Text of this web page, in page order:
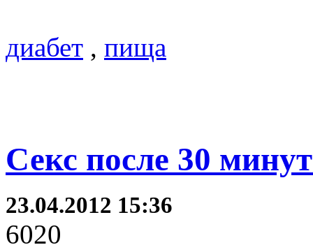
диабет , пища
Секс после 30
23.04.2012 15:36
6020